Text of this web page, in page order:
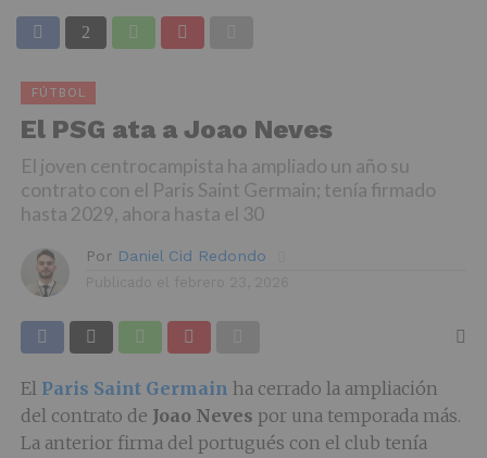
FÚTBOL
El PSG ata a Joao Neves
El joven centrocampista ha ampliado un año su
contrato con el Paris Saint Germain; tenía firmado
hasta 2029, ahora hasta el 30
Por Daniel Cid Redondo
El Paris Saint Germain ha cerrado la ampliación
del contrato de Joao Neves por una temporada más.
La anterior firma del portugués con el club tenía